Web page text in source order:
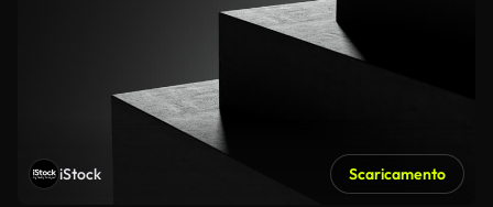
iStock Scaricamento